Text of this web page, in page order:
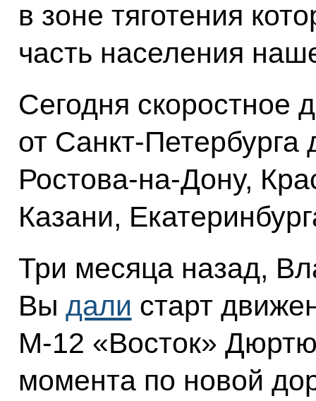
в зоне тяготения
часть населения
Сегодня скоростное
от Санкт-
Ростова-на-Дону,
Казани,
Три месяца назад,
Вы дали старт
М-12 «Восток»
момента по новой